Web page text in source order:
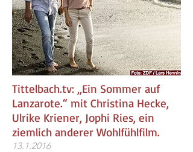
Tittelbach.tv: „Ein Sommer auf
Lanzarote.“ mit Christina Hecke,
Ulrike Kriener, Jophi Ries, ein
ziemlich anderer Wohlfühlfilm.
13.1.2016